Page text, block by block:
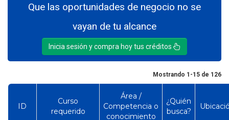
Que las oportunidades de negocio no se
vayan de tu alcance
Inicia sesión y compra hoy tus créditos
Mostrando 1-15 de 126
ID
Curso
requerido
Área /
Competencia o
conocimiento
¿Quién
busca?